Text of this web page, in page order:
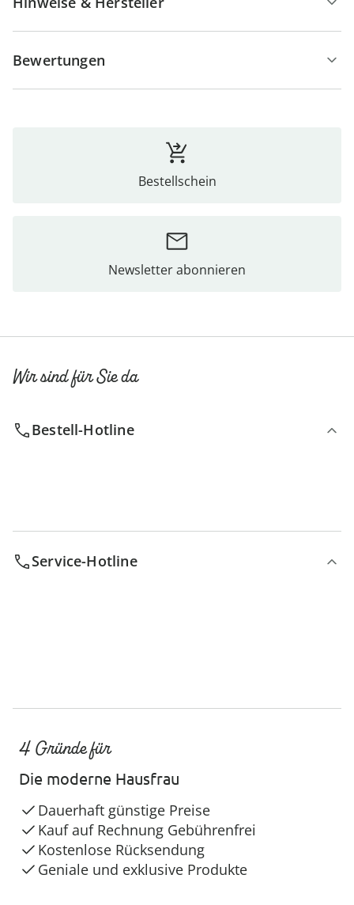
Bewertungen
Bestellschein
Newsletter abonnieren
Wir sind für Sie da
Bestell-Hotline
Service-Hotline
4 Gründe für
Die moderne Hausfrau
Dauerhaft günstige Preise
Kauf auf Rechnung Gebührenfrei
Kostenlose Rücksendung
Geniale und exklusive Produkte